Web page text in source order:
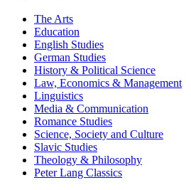
The Arts
Education
English Studies
German Studies
History & Political Science
Law, Economics & Management
Linguistics
Media & Communication
Romance Studies
Science, Society and Culture
Slavic Studies
Theology & Philosophy
Peter Lang Classics